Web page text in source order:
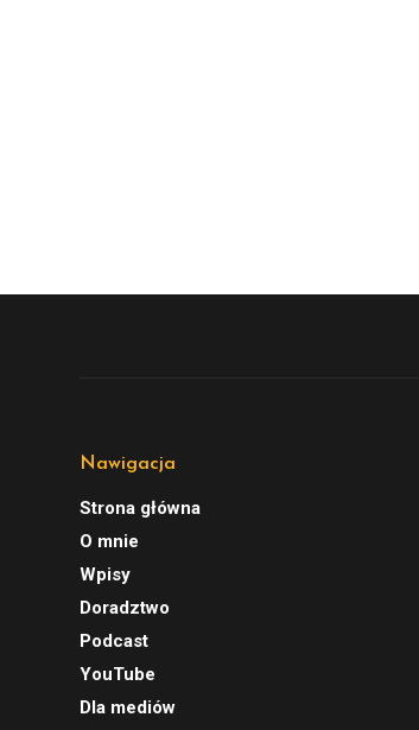
Nawigacja
Strona główna
O mnie
Wpisy
Doradztwo
Podcast
YouTube
Dla mediów